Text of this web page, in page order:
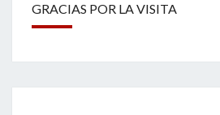
GRACIAS POR LA VISITA